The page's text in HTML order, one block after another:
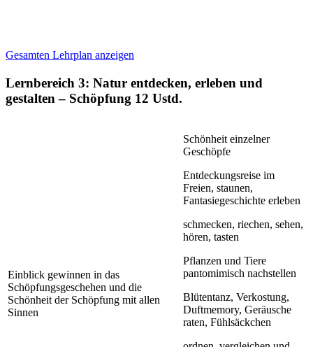
Gesamten Lehrplan anzeigen
Lernbereich 3: Natur entdecken, erleben und
gestalten – Schöpfung 12 Ustd.
Einblick gewinnen in das
Schöpfungsgeschehen und die
Schönheit der Schöpfung mit allen
Sinnen
Schönheit einzelner
Geschöpfe
Entdeckungsreise im
Freien, staunen,
Fantasiegeschichte erleben
schmecken, riechen, sehen,
hören, tasten
Pflanzen und Tiere
pantomimisch nachstellen
Blütentanz, Verkostung,
Duftmemory, Geräusche
raten, Fühlsäckchen